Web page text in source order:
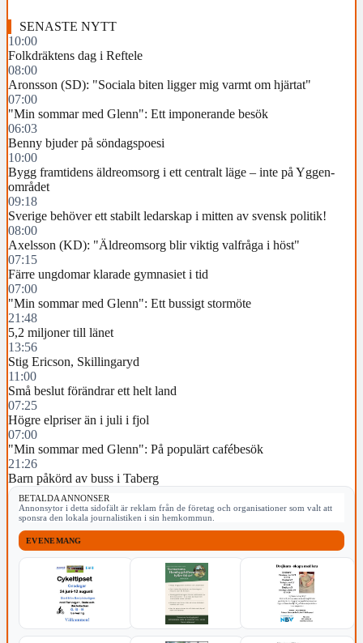
SENASTE NYTT
10:00
Folkdräktens dag i Reftele
08:00
Aronsson (SD): "Sociala biten ligger mig varmt om hjärtat"
07:00
"Min sommar med Glenn": Ett imponerande besök
06:03
Benny bjuder på söndagspoesi
10:00
Bygg framtidens äldreomsorg i ett centralt läge – inte på Yggen-
området
09:18
Sverige behöver ett stabilt ledarskap i mitten av svensk politik!
08:00
Axelsson (KD): "Äldreomsorg blir viktig valfråga i höst"
07:15
Färre ungdomar klarade gymnasiet i tid
07:00
"Min sommar med Glenn": Ett bussigt stormöte
21:48
5,2 miljoner till länet
13:56
Stig Ericson, Skillingaryd
11:00
Små beslut förändrar ett helt land
07:25
Högre elpriser än i juli i fjol
07:00
"Min sommar med Glenn": På populärt cafébesök
21:26
Barn påkörd av buss i Taberg
BETALDA ANNONSER
Annonsytor i detta sidofält är reklam från de företag och organisationer som valt att
sponsra den lokala journalistiken i sin hemkommun.
EVENEMANG